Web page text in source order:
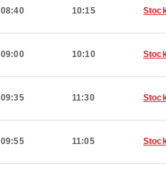
08:40 10:15
09:00 10:10
09:35 11:30
09:55 11:05